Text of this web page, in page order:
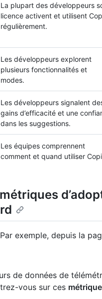
La plupart des développeurs
licence activent et utilisent
régulièrement.
Les développeurs explorent
plusieurs fonctionnalités et
modes.
Les développeurs signalent
gains d’efficacité et une
dans les suggestions.
Les équipes comprennent
comment et quand utiliser
exemple, depuis la
de données de
vous sur ces